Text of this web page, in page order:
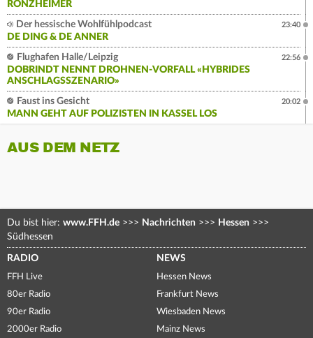
RONZHEIMER
Der hessische Wohlfühlpodcast
DE DING & DE ANNER
23:40
Flughafen Halle/Leipzig
DOBRINDT NENNT DROHNEN-VORFALL «HYBRIDES
ANSCHLAGSSZENARIO»
22:56
Faust ins Gesicht
MANN GEHT AUF POLIZISTEN IN KASSEL LOS
20:02
AUS DEM NETZ
Du bist hier: www.FFH.de >>> Nachrichten >>> Hessen >>>
Südhessen
RADIO
FFH Live
80er Radio
90er Radio
2000er Radio
NEWS
Hessen News
Frankfurt News
Wiesbaden News
Mainz News